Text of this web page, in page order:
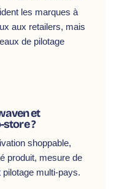
les marques à
aux retailers, mais
de pilotage
et
?
shoppable,
produit, mesure de
pilotage multi-pays.